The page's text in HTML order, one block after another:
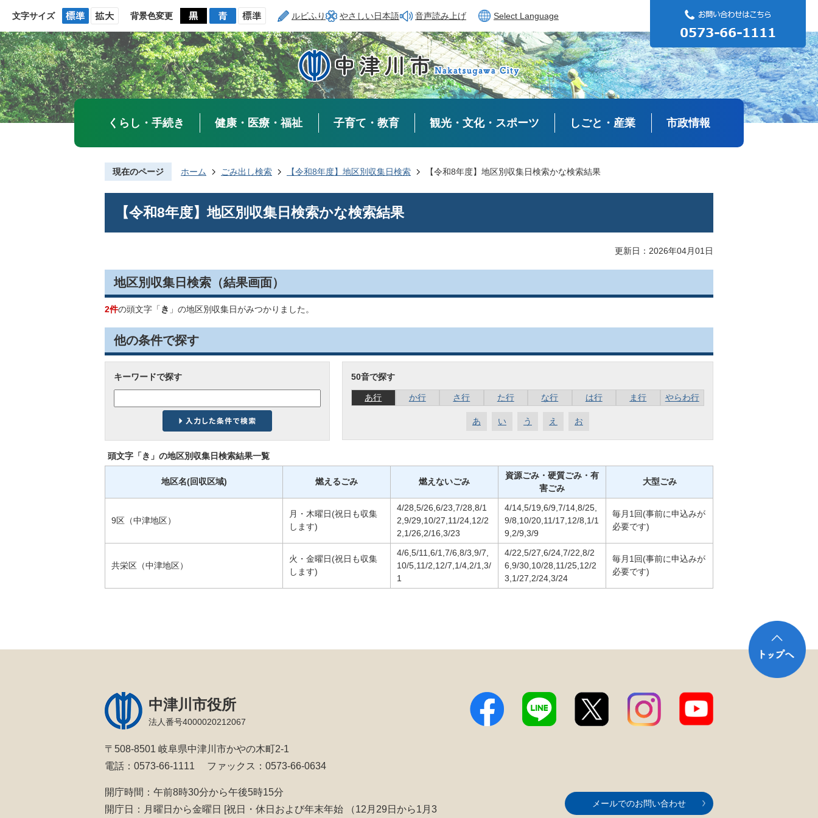
文字サイズ 背景色変更 ルビふり やさしい日本語 音声読み上げ Select Language
くらし・手続き 健康・医療・福祉 子育て・教育 観光・文化・スポーツ しごと・産業 市政情報
現在のページ ホーム ごみ出し検索 【令和8年度】地区別収集日検索 【令和8年度】地区別収集日検索かな検索結果
【令和8年度】地区別収集日検索かな検索結果
更新日：2026年04月01日
地区別収集日検索 （結果画面）
2件の頭文字「 き 」の地区別収集日がみつかりました。
他の条件で探す
キーワードで探す 50音で探す
あ行 か行 さ行 た行 な行 は行 ま行 やらわ行
あ い う え お
頭文字「き 」の地区別収集日検索結果一覧
地区名(回収区域) 燃えるごみ 燃えないごみ
資源ごみ・硬質ごみ・有
害ごみ
大型ごみ
9区（中津地区）
月・木曜日(祝日も収集
します)
4/28,5/26,6/23,7/28,8/1
2,9/29,10/27,11/24,12/2
2,1/26,2/16,3/23
4/14,5/19,6/9,7/14,8/25,
9/8,10/20,11/17,12/8,1/1
9,2/9,3/9
毎月1回(事前に申込みが
必要です)
共栄区（中津地区）
火・金曜日(祝日も収集
します)
4/6,5/11,6/1,7/6,8/3,9/7,
10/5,11/2,12/7,1/4,2/1,3/
1
4/22,5/27,6/24,7/22,8/2
6,9/30,10/28,11/25,12/2
3,1/27,2/24,3/24
毎月1回(事前に申込みが
必要です)
中津川市役所
法人番号4000020212067
〒508-8501 岐阜県中津川市かやの木町2-1
電話：0573-66-1111
ファックス：0573-66-0634
開庁時間：午前8時30分から午後5時15分
開庁日：月曜日から金曜日 [祝日・休日および年末年始 （12月29日から1月3
メールでのお問い合わせ